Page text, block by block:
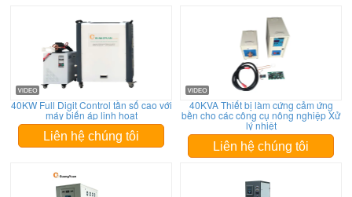
40KW Full Digit Control tần số cao với
máy biến áp linh hoạt
Liên hệ chúng tôi
40KVA Thiết bị làm cứng cảm ứng
bền cho các công cụ nông nghiệp Xử
lý nhiệt
Liên hệ chúng tôi